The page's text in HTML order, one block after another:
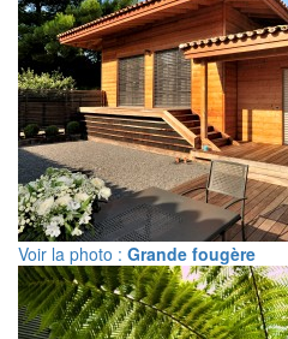
Voir la photo : Grande fougère